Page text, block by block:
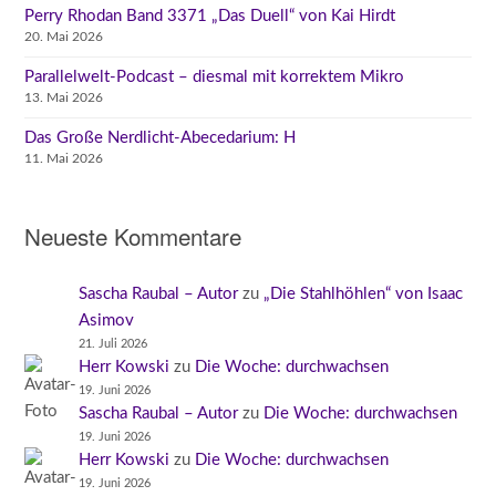
Perry Rhodan Band 3371 „Das Duell“ von Kai Hirdt
20. Mai 2026
Parallelwelt-Podcast – diesmal mit korrektem Mikro
13. Mai 2026
Das Große Nerdlicht-Abecedarium: H
11. Mai 2026
Neueste Kommentare
Sascha Raubal – Autorzu „Die Stahlhöhlen“ von Isaac
Asimov
21. Juli 2026
Herr Kowski zu Die Woche: durchwachsen
19. Juni 2026
Sascha Raubal – Autorzu Die Woche: durchwachsen
19. Juni 2026
Herr Kowski zu Die Woche: durchwachsen
19. Juni 2026